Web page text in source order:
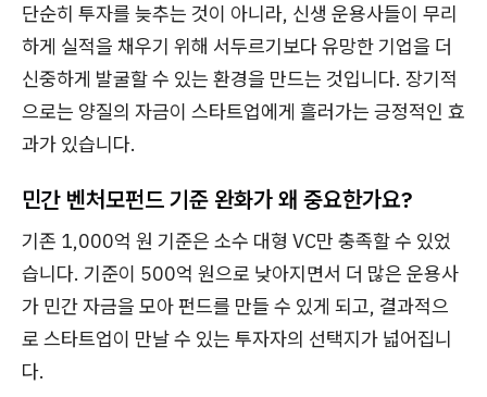
단순히 투자를 늦추는 것이 아니라, 신생 운용사들이 무리
하게 실적을 채우기 위해 서두르기보다 유망한 기업을 더
신중하게 발굴할 수 있는 환경을 만드는 것입니다. 장기적
으로는 양질의 자금이 스타트업에게 흘러가는 긍정적인 효
과가 있습니다.
민간 벤처모펀드 기준 완화가 왜 중요한가요?
기존 1,000억 원 기준은 소수 대형 VC만 충족할 수 있었
습니다. 기준이 500억 원으로 낮아지면서 더 많은 운용사
가 민간 자금을 모아 펀드를 만들 수 있게 되고, 결과적으
로 스타트업이 만날 수 있는 투자자의 선택지가 넓어집니
다.